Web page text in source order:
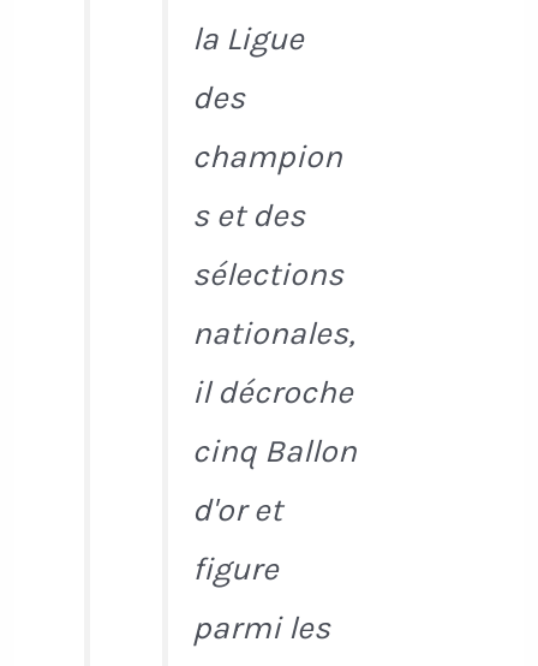
la Ligue
des
champion
s et des
sélections
nationales,
il décroche
cinq Ballon
d'or et
figure
parmi les